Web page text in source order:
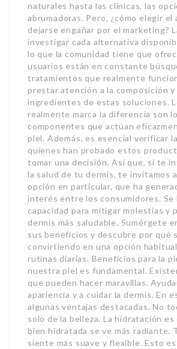
naturales hasta las clínicas, las
abrumadoras. Pero, ¿cómo elegir el
dejarse engañar por el marketing?
investigar cada alternativa
lo que la comunidad tiene que
usuarios están en constante
tratamientos que realmente
prestar atención a la composición y
ingredientes de estas soluciones.
realmente marca la diferencia son
componentes que actúan
piel. Además, es esencial verificar
quienes han probado estos
tomar una decisión. Así que, si te
la salud de tu dermis, te invitamos
opción en particular, que ha
interés entre los consumidores. Se
capacidad para mitigar molestias y
dermis más saludable. Sumérgete
sus beneficios y descubre por qué
convirtiendo en una opción
rutinas diarias. Beneficios para la
nuestra piel es fundamental.
que pueden hacer maravillas.
apariencia y a cuidar la dermis. En
algunas ventajas destacadas. No
solo de la belleza. La hidratación es
bien hidratada se ve más radiante.
siente más suave y flexible. Esto